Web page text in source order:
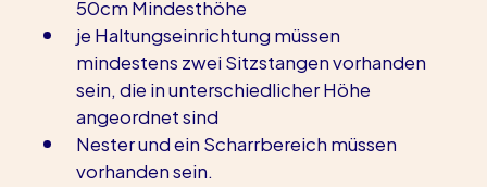
50cm Mindesthöhe
je Haltungseinrichtung müssen
mindestens zwei Sitzstangen vorhanden
sein, die in unterschiedlicher Höhe
angeordnet sind
Nester und ein Scharrbereich müssen
vorhanden sein.